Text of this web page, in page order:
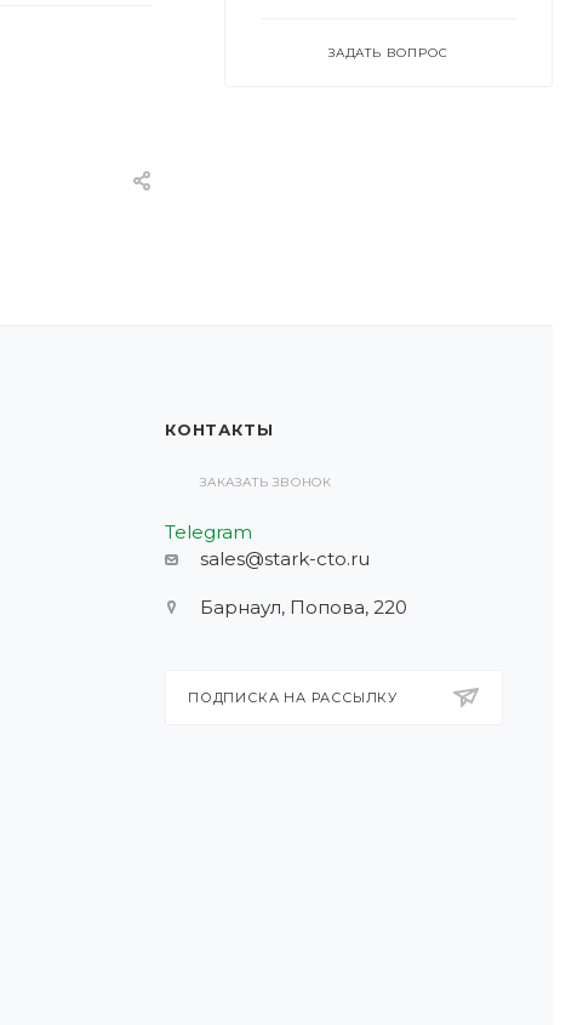
ЗАДАТЬ ВОПРОС
КОНТАКТЫ
ЗАКАЗАТЬ ЗВОНОК
Telegram
sales@stark-cto.ru
Барнаул, Попова, 220
ПОДПИСКА НА РАССЫЛКУ